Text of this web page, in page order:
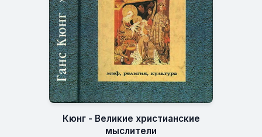
Кюнг - Великие христианские
мыслители